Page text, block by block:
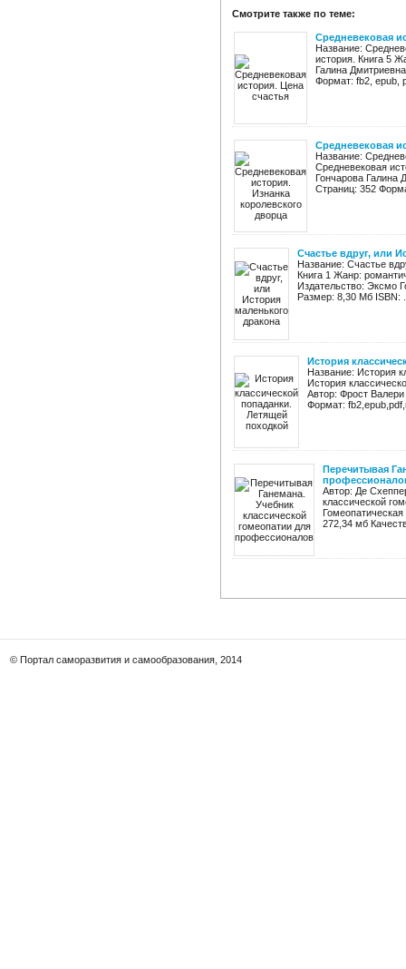
Смотрите также по теме:
Средневековая
Название:
история. Книга 5
Галина
Формат: fb2, epub,
Средневековая
Название:
Средневековая
Гончарова Галина
Страниц: 352
Счастье вдруг, или
Название: Счастье
Книга 1 Жанр:
Издательство: Эксмо
Размер: 8,30 Мб ISBN:
История
Название: История
История
Автор: Фрост
Формат:
Перечитывая
Автор: Де
классической
272,34 мб
© Портал саморазвития и самообразования, 2014